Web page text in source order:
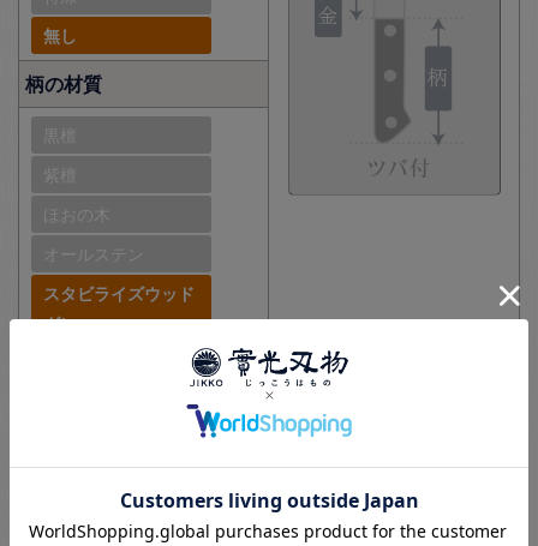
無し
柄の材質
黒檀
紫檀
ほおの木
オールステン
スタビライズウッド
グレー